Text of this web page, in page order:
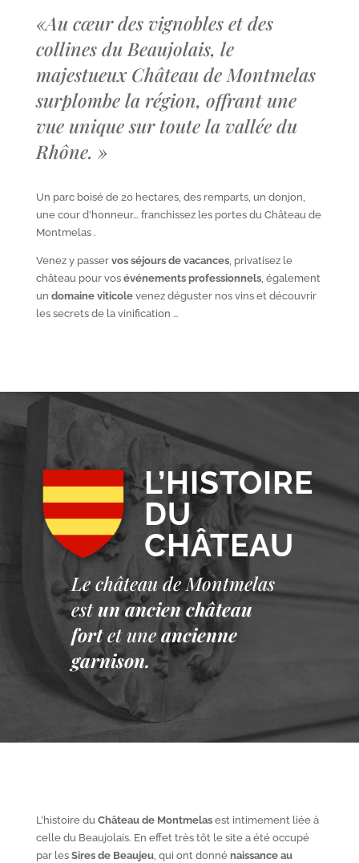
«Au cœur des vignobles et des
collines du Beaujolais, le
majestueux Château de Montmelas
surplombe la région, offrant une
vue unique sur toute la vallée du
Rhône. »
Un parc boisé de 20 hectares, des remparts, un donjon,
une cour d’honneur… franchissez les portes du Château de
Montmelas .
Venez y passer vos séjours de vacances, privatisez le
château pour vos événements professionnels, également
un domaine viticolevenez déguster nos vins et découvrir
les secrets de la vinification …
L’HISTOIRE
DU
CHÂTEAU
Le château de Montmelas
est un ancien château
fort et une ancienne
garnison.
L’histoire duChâteau de Montmelasest intimement liée à
celle du Beaujolais. En effet très tôt le site a été occupé
par les Sires de Beaujeu, qui ont donné naissance au